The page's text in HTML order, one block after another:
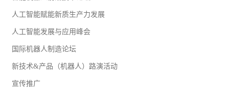
人工智能赋能新质生产力发展
人工智能发展与应用峰会
国际机器人制造论坛
新技术&产品（机器人）路演活动
宣传推广